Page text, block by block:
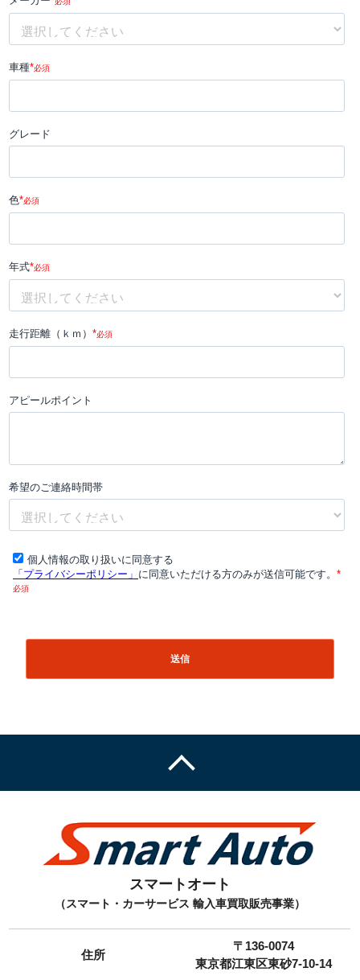
スマートオート
（スマート・カーサービス 輸入車買取販売事業）
住所
〒136-0074
東京都江東区東砂7-10-14